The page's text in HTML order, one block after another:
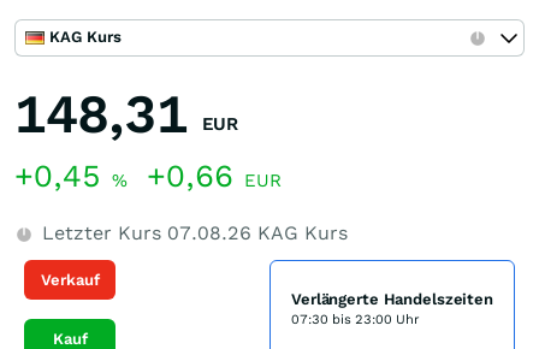
KAG Kurs
148,31 EUR
+0,45 % +0,66 EUR
Letzter Kurs 07.08.26 KAG Kurs
Verkauf
Kauf
Verlängerte Handelszeiten
07:30 bis 23:00 Uhr